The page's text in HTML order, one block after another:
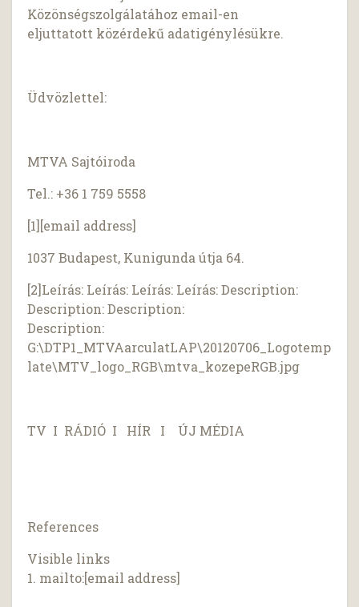
Közönségszolgálatához email-en
eljuttatott közérdekű adatigénylésükre.
Üdvözlettel:
MTVA Sajtóiroda
Tel.: +36 1 759 5558
[1][email address]
1037 Budapest, Kunigunda útja 64.
[2]Leírás: Leírás: Leírás: Leírás: Description:
Description: Description:
Description:
G:\DTP1_MTVAarculatLAP\20120706_Logotemp
late\MTV_logo_RGB\mtva_kozepeRGB.jpg
TV I RÁDIÓ I HÍR I ÚJ MÉDIA
References
Visible links
1. mailto:[email address]